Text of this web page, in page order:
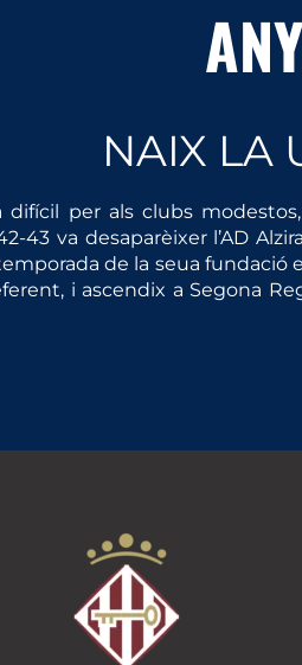
NAIX LA
difícil per als clubs
43 va desaparèixer l’AD
de la seua fundació
i ascendix a Segona